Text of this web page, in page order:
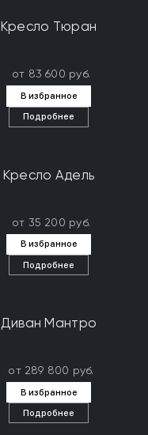
Кресло Тюран
от 83 600 руб.
В избранное
Подробнее
Кресло Адель
от 35 200 руб.
В избранное
Подробнее
Диван Мантро
от 289 800 руб.
В избранное
Подробнее